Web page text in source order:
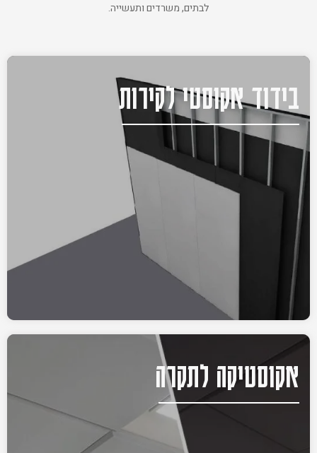
לבתים, משרדים ותעשייה.
בידוד אקוסטי לקירות
אקוסטיקה לתקרה